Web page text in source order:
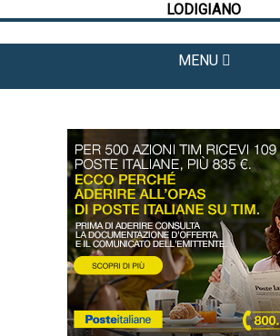
LODIGIANO
MENU
CULTURA
DAL TERRITORIO
OROSCOPO
LA PIAZZA
ANIMALI
OCCHIO ALLA TRUFFA
NECROLOGI